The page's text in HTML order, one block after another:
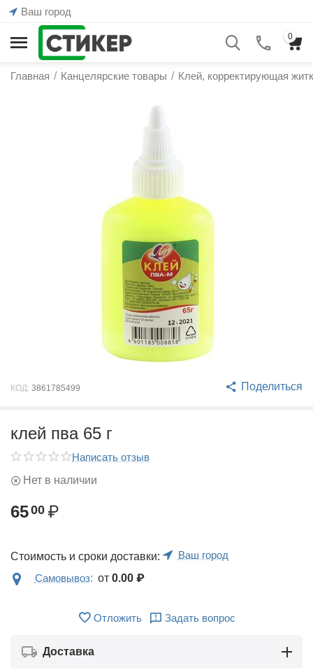
Ваш город
0
Главная / Канцелярские товары / Клей, корректирующая
КОД: 3861785499 Поделиться
клей пва 65 г
Написать отзыв
Нет в наличии
6500 ₽
Стоимость и сроки доставки:
Ваш город
Самовывоз: от 0.00 ₽
Отложить Задать вопрос
Доставка